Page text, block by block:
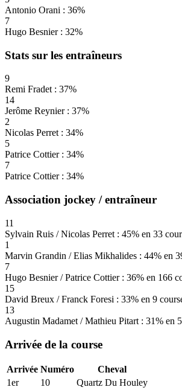
Antonio Orani : 36%
7
Hugo Besnier : 32%
Stats sur les entraîneurs
9
Remi Fradet : 37%
14
Jerôme Reynier : 37%
2
Nicolas Perret : 34%
5
Patrice Cottier : 34%
7
Patrice Cottier : 34%
Association jockey / entraîneur
11
Sylvain Ruis / Nicolas Perret : 45% en 33
1
Marvin Grandin / Elias Mikhalides : 44% en
7
Hugo Besnier / Patrice Cottier : 36% en 166
15
David Breux / Franck Foresi : 33% en 9
13
Augustin Madamet / Mathieu Pitart : 31% en
Arrivée de la course
Arrivée Numéro
Cheval
1er
10
Quartz Du Houley